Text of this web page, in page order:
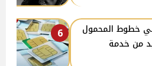
6
خطوط المحمول
من خدمة